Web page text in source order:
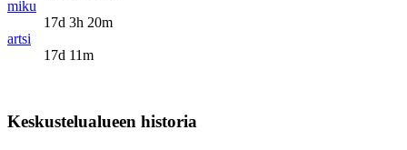
miku
17d 3h 20m
artsi
17d 11m
Keskustelualueen historia